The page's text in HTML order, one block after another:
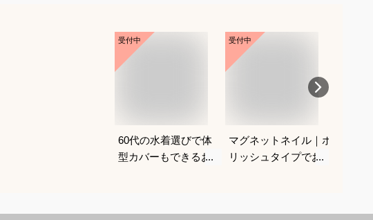
受付中
60代の水着選びで体
型カバーもできるおす
受付中
マグネットネイル｜ポ
リッシュタイプでおす